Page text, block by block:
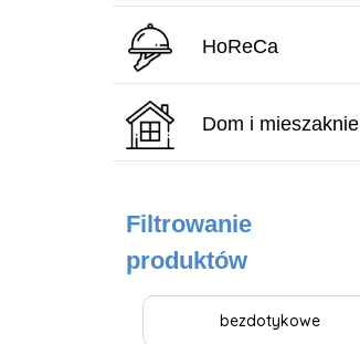
HoReCa
Dom i mieszaknie
Filtrowanie
produktów
bezdotykowe